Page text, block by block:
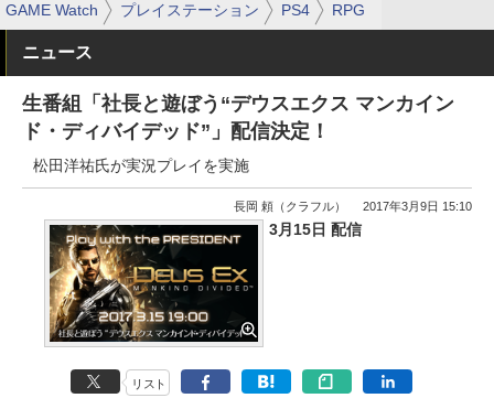
GAME Watch プレイステーション PS4 RPG
ニュース
生番組「社長と遊ぼう“デウスエクス マンカイン
ド・ディバイデッド”」配信決定！
松田洋祐氏が実況プレイを実施
長岡 頼（クラフル） 2017年3月9日 15:10
3月15日 配信
リスト